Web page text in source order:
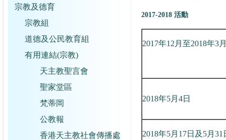
宗教及德育
宗教組
道德及公民教育組
有用連結(宗教)
天主教聖言會
聖家堂區
梵蒂岡
公教報
香港天主教社會傳播處
2017-2018 活動
2017年12月至2018年3
2018年5月4日
2018年5月17日及5月31